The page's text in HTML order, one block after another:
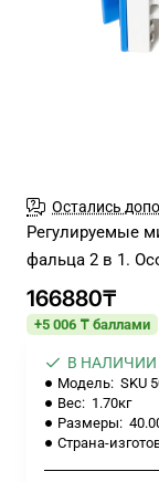
Остались
Регулируемые
фальца 2 в 1.
166880₸
+5 006 ₸ баллами
В НАЛИЧИИ
Модель: SKU
Вес: 1.70кг
Размеры:
Страна-